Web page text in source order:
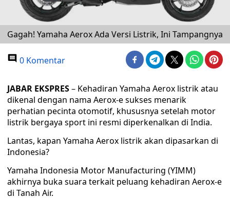
Gagah! Yamaha Aerox Ada Versi Listrik, Ini Tampangnya
0 Komentar
JABAR EKSPRES– Kehadiran Yamaha Aerox listrik atau
dikenal dengan nama Aerox-e sukses menarik
perhatian pecinta otomotif, khususnya setelah motor
listrik bergaya sport ini resmi diperkenalkan di India.
Lantas, kapan Yamaha Aerox listrik akan dipasarkan di
Indonesia?
Yamaha Indonesia Motor Manufacturing (YIMM)
akhirnya buka suara terkait peluang kehadiran Aerox-e
di Tanah Air.